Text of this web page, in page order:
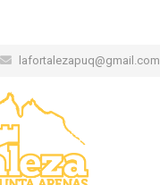
lafortalezapuq@gmail.com